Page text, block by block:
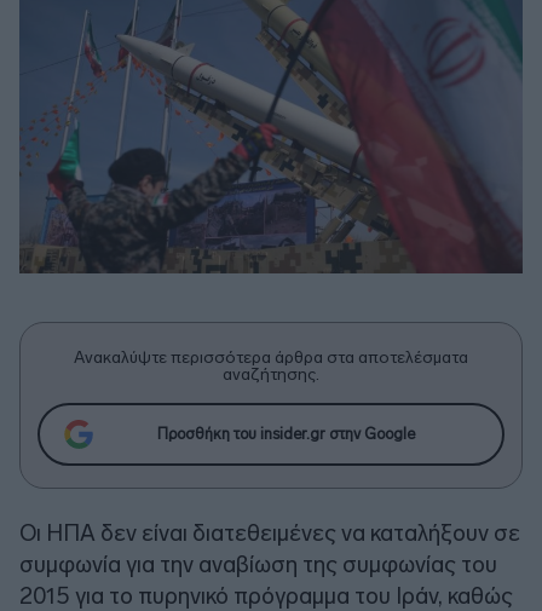
Ανακαλύψτε περισσότερα άρθρα στα αποτελέσματα
αναζήτησης.
Προσθήκη του insider.gr στην Google
Οι ΗΠΑ δεν είναι διατεθειμένες να καταλήξουν σε
συμφωνία για την αναβίωση της συμφωνίας του
2015 για το πυρηνικό πρόγραμμα του Ιράν, καθώς